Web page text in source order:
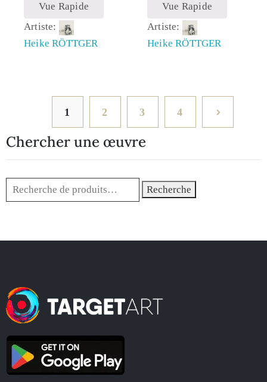
Vue Rapide
Artiste:
Heike RÖTTGER
Vue Rapide
Artiste:
Heike RÖTTGER
1 2 3 4
Chercher une œuvre
Recherche